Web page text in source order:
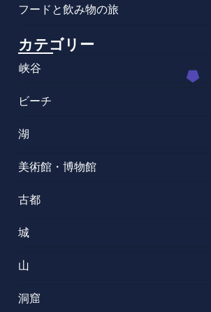
フードと飲み物の旅
カテゴリー
峡谷
ビーチ
湖
美術館・博物館
古都
城
山
洞窟